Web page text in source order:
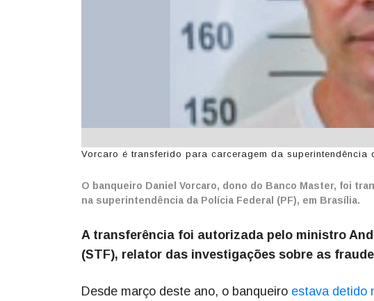
Vorcaro é transferido para carceragem da superintendência
O banqueiro Daniel Vorcaro, dono do Banco Master, foi
na superintendência da Polícia Federal (PF), em Brasília.
A transferência foi autorizada pelo ministro
(STF), relator das investigações sobre as
Desde março deste ano, o banqueiro estava detido